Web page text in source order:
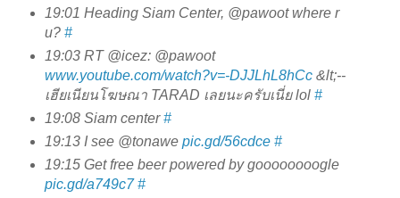
19:01 Heading Siam Center, @pawoot where r
u? #
19:03RT @icez: @pawoot
www.youtube.com/watch?v=-DJJLhL8hCc&lt;--
เฮียเนียนโฆษณา TARAD เลยนะครับเนี่ย lol #
19:08Siam center#
19:13I see @tonawe pic.gd/56cdce #
19:15Get free beer powered by goooooooogle
pic.gd/a749c7 #